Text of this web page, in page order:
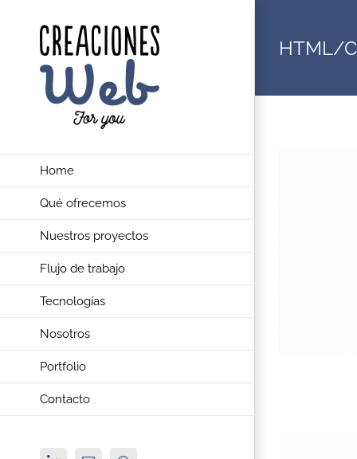
contenido
Home
Qué ofrecemos
Nuestros proyectos
Flujo de trabajo
Tecnologías
Nosotros
Portfolio
Contacto
HTML/